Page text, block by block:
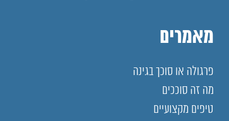
מאמרים
פרגולה או סוכך בגינה
מה זה סוככים
טיפים מקצועיים